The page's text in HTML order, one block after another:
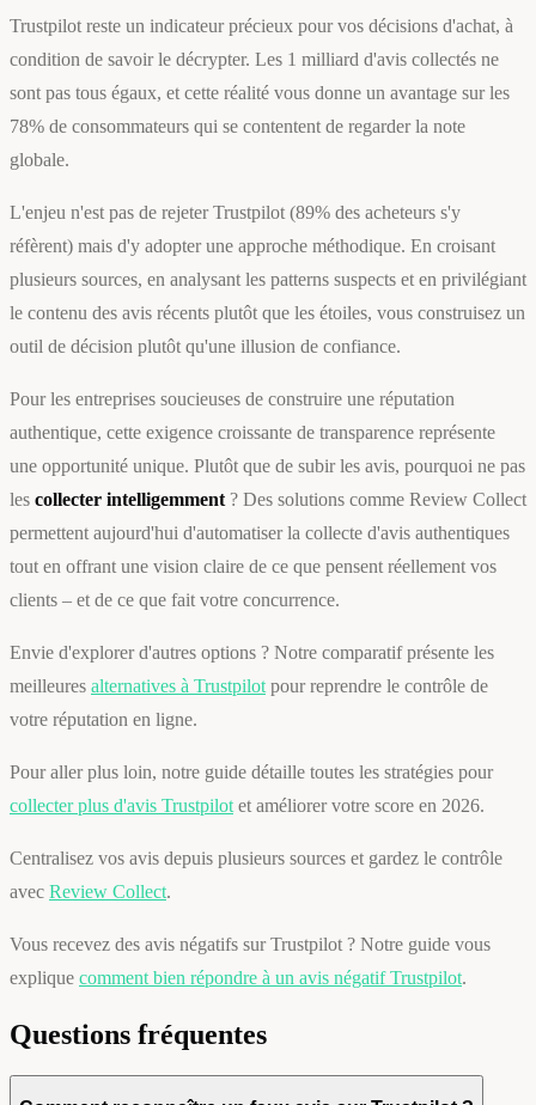
Trustpilot reste un indicateur précieux pour vos décisions d'achat, à
condition de savoir le décrypter. Les 1 milliard d'avis collectés ne
sont pas tous égaux, et cette réalité vous donne un avantage sur les
78% de consommateurs qui se contentent de regarder la note
globale.
L'enjeu n'est pas de rejeter Trustpilot (89% des acheteurs s'y
réfèrent) mais d'y adopter une approche méthodique. En croisant
plusieurs sources, en analysant les patterns suspects et en privilégiant
le contenu des avis récents plutôt que les étoiles, vous construisez un
outil de décision plutôt qu'une illusion de confiance.
Pour les entreprises soucieuses de construire une réputation
authentique, cette exigence croissante de transparence représente
une opportunité unique. Plutôt que de subir les avis, pourquoi ne pas
les collecter intelligemment ? Des solutions comme Review Collect
permettent aujourd'hui d'automatiser la collecte d'avis authentiques
tout en offrant une vision claire de ce que pensent réellement vos
clients – et de ce que fait votre concurrence.
Envie d'explorer d'autres options ? Notre comparatif présente les
meilleures alternatives à Trustpilot pour reprendre le contrôle de
votre réputation en ligne.
Pour aller plus loin, notre guide détaille toutes les stratégies pour
collecter plus d'avis Trustpilot et améliorer votre score en 2026.
Centralisez vos avis depuis plusieurs sources et gardez le contrôle
avec Review Collect.
Vous recevez des avis négatifs sur Trustpilot ? Notre guide vous
explique comment bien répondre à un avis négatif Trustpilot.
Questions fréquentes